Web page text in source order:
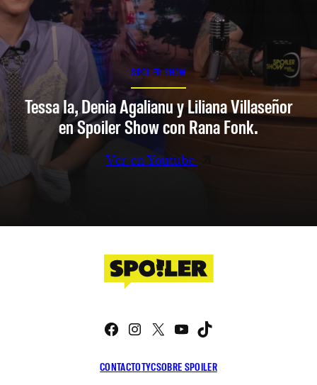
SPOILER SHOW
Tessa Ia, Denia Agalianu y Liliana Villaseñor
en Spoiler Show con Rana Fonk.
Ver en Youtube
CONTACTOTYCSOBRE SPOILER
Facebook
Instagram
X YouTube